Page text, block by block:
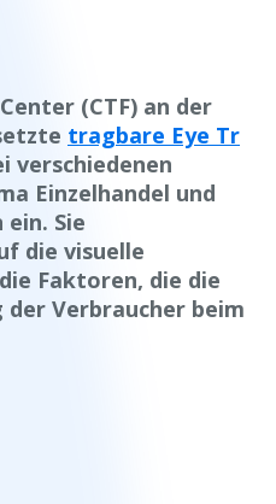
(CTF) an der
tragbare Eye Tr
verschiedenen
Einzelhandel und
Sie
die visuelle
Faktoren, die die
der Verbraucher beim